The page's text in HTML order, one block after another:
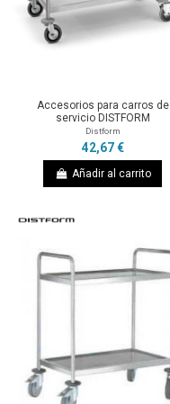
Accesorios para carros de
servicio DISTFORM
Distform
42,67 €
Añadir al carrito